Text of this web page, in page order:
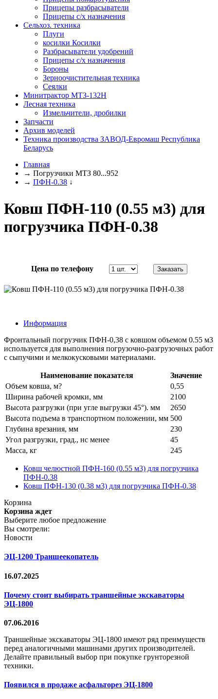
Прицепы разбрасыватели
Прицепы с/х назначения
Сельхоз. техника
Плуги
косилки Косилки
Разбрасыватели удобрений
Прицепы с/х назначения
Бороны
Зерноочистительная техника
Сеялки
Минитрактор МТЗ-132Н
Лесная техника
Измельчители, дробилки
Запчасти
Архив моделей
Техника производства ЗАВОД-Евромаш Республика
Беларусь
Главная
→ Погрузчики МТЗ 80...952
→ ПФН-0.38 ↓
Ковш ПФН-110 (0.55 м3) для
погрузчика ПФН-0.38
Цена по телефону
Информация
Фронтальный погрузчик ПФН-0,38 с ковшом объемом 0.55 м3
используется для выполнения погрузочно-разгрузочных работ
с сыпучими и мелкокусковыми материалами.
Наименование показателя
Значение
Объем ковша, м?
0,55
Ширина рабочей кромки, мм
2100
Высота разгрузки (при угле выгрузки 45°). мм
2650
Высота подъема в транспортном положении, мм 500
Глубина врезания, мм
230
Угол разгрузки, град., нс менее
45
Масса, кг
245
Ковш челюстной ПФН-160 (0.55 м3) для погрузчика
ПФН-0.38
Ковш ПФН-130 (0.38 м3) для погрузчика ПФН-0.38
Корзина
Корзина ждет
Выберите любое предложение
Вы смотрели:
Новости
ЭЦ-1200 Траншеекопатель
16.07.2025
Почему стоит выбирать траншейные экскаваторы
ЭЦ-1800
07.06.2016
Траншейные экскаваторы ЭЦ-1800 имеют ряд преимуществ
перед аналогичными машинами других производителей.
Делайте правильный выбор при покупке грунторезной
техники.
Появился в продаже асфальторез ЭЦ-1800